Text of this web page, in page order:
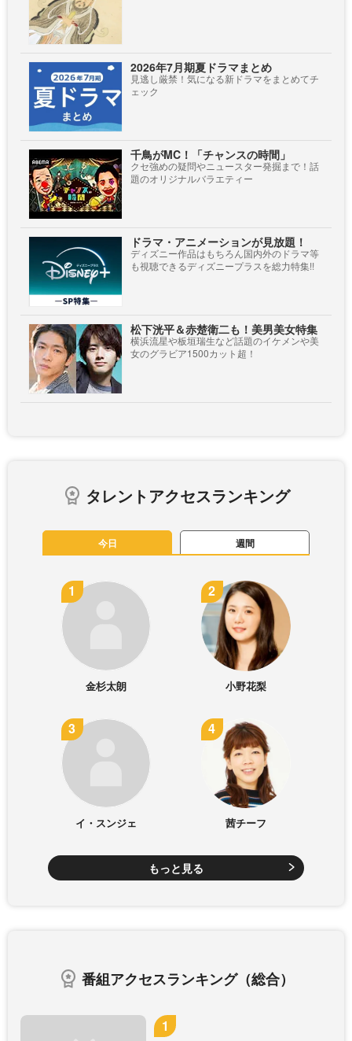
2026年7月期夏ドラマまとめ
見逃し厳禁！気になる新ドラマをまとめてチ
ェック
千鳥がMC！「チャンスの時間」
クセ強めの疑問やニュースター発掘まで！話
題のオリジナルバラエティー
ドラマ・アニメーションが見放題！
ディズニー作品はもちろん国内外のドラマ等
も視聴できるディズニープラスを総力特集!!
松下洸平＆赤楚衛二も！美男美女特集
横浜流星や板垣瑞生など話題のイケメンや美
女のグラビア1500カット超！
タレントアクセスランキング
今日 週間
金杉太朗 小野花梨
イ・スンジェ 茜チーフ
もっと見る
番組アクセスランキング（総合）